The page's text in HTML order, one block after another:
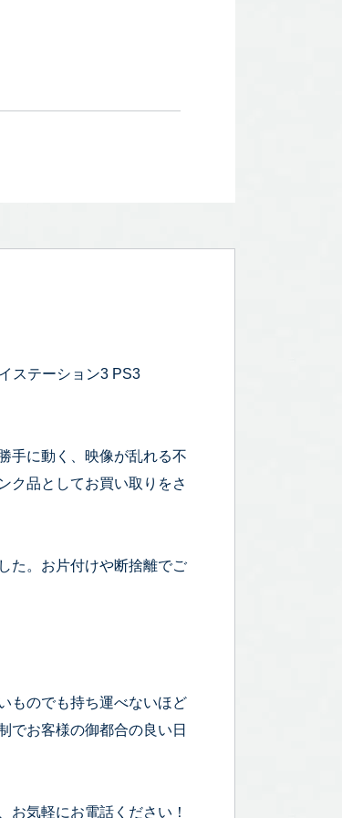
ステーション3 PS3
手に動く、映像が乱れる不
ク品としてお買い取りをさ
た。お片付けや断捨離でご
ものでも持ち運べないほど
でお客様の御都合の良い日
お気軽にお電話ください！